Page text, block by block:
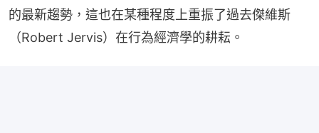
的最新趨勢，這也在某種程度上重振了過去傑維斯
（Robert Jervis）在行為經濟學的耕耘。